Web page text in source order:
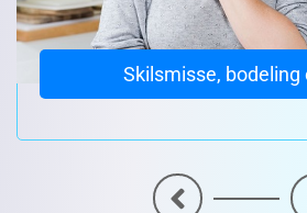
Skilsmisse, bodeling
<